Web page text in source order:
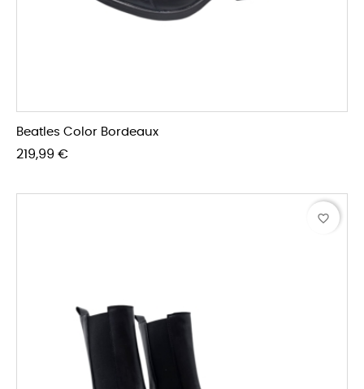
Beatles Color Bordeaux
Prezzo
219,99 €
favorite_border